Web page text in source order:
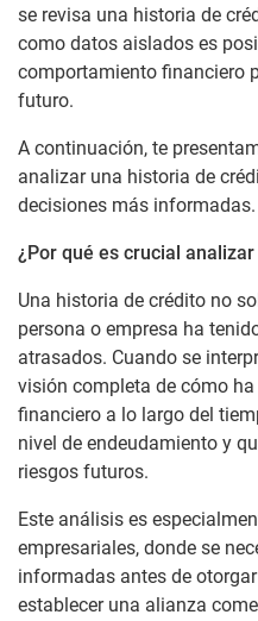
se revisa una historia de
como datos aislados es
comportamiento financiero
futuro.
A continuación, te
analizar una historia de
decisiones más informadas.
¿Por qué es crucial
Una historia de crédito no
persona o empresa ha
atrasados. Cuando se
visión completa de cómo
financiero a lo largo del
nivel de endeudamiento y
riesgos futuros.
Este análisis es
empresariales, donde se
informadas antes de
establecer una alianza